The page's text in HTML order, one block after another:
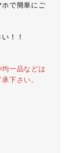
ホで簡単にご
！！
一品などは
下さい。